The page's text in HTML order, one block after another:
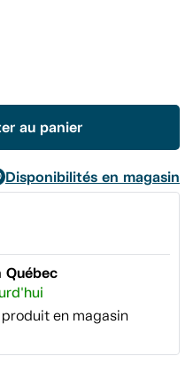
au panier
Disponibilités en magasin
en magasin